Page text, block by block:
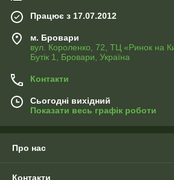
Працює з 17.07.2012
м. Бровари
вул. Короленко, 72, ТЦ «Ринок на
Бутік 1, Бровари, Україна
Контакти
Сьогодні вихідний
Показати весь графік роботи
Про нас
Контакти